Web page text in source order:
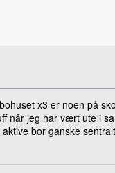
x3 er noen på
når jeg har vært ute i
bor ganske